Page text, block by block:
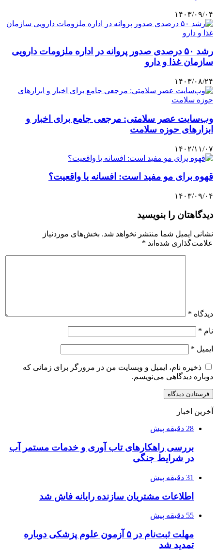
۱۴۰۳/۰۹/۰۴
رشد ۵۰ درصدی صدور پروانه در اداره ملزومات دارویی
سازمان غذا و دارو
۱۴۰۳/۰۸/۲۴
وب‌سایت عصر سلامتی: مرجعی جامع برای اخبار و
ابزارهای حوزه سلامت
۱۴۰۲/۱۱/۰۷
قهوه برای مو مفید است: افسانه یا واقعیت؟
۱۴۰۳/۰۹/۰۴
دیدگاهتان را بنویسید
نشانی ایمیل شما منتشر نخواهد شد. بخش‌های موردنیاز
علامت‌گذاری شده‌اند *
دیدگاه *
نام *
ایمیل *
ذخیره نام، ایمیل و وبسایت من در مرورگر برای زمانی که
دوباره دیدگاهی می‌نویسم.
آخرین اخبار
28 دقیقه پیش
بررسی راهکارهای تاب آوری و خدمات مستمر آب
در شرایط جنگی
31 دقیقه پیش
اطلاعات مشتریان سازنده رایانه فاش شد
55 دقیقه پیش
مهلت ثبت‌نام در ۵ آزمون علوم پزشکی دوباره
تمدید شد